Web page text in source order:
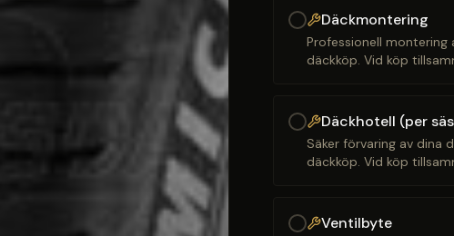
Däckmontering
Professionell montering
däckköp. Vid köp
Däckhotell (per
Säker förvaring av dina
däckköp. Vid köp
Ventilbyte